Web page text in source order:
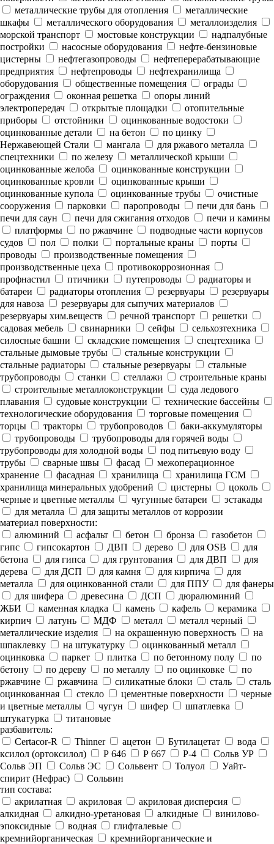
металлические трубы для отопления
металлические
шкафы
металлического оборудования
металлоизделия
морской транспорт
мостовые конструкции
надпалубные
постройки
насосные оборудования
нефте-бензиновые
цистерны
нефтегазопроводы
нефтеперерабатывающие
предприятия
нефтепроводы
нефтехранилища
оборудования
общественные помещения
ограды
ограждения
оконная решетка
опоры линий
электропередач
открытые площадки
отопительные
приборы
отстойники
оцинкованные водостоки
оцинкованные детали
на бетон
по цинку
Нержавеющей Стали
мангала
для ржавого металла
спецтехники
по железу
металлической крыши
оцинкованные желоба
оцинкованные конструкции
оцинкованные кровли
оцинкованные крыши
оцинкованные купола
оцинкованные трубы
очистные
сооружения
парковки паропроводы
печи для бань
печи для саун
печи для сжигания отходов
печи и камины
платформы
по ржавчине
подводные части корпусов
судов
пол полки портальные краны
порты
проводы
производственные помещения
производственные цеха
противокоррозионная
профнастил
птичники путепроводы
радиаторы и
батареи
радиаторы отопления резервуары
резервуары
для навоза
резервуары для сыпучих материалов
резервуары хим.веществ
речной транспорт
решетки
садовая мебель
свинарники сейфы
сельхозтехника
силосные башни
складские помещения
спецтехника
стальные дымовые трубы
стальные конструкции
стальные радиаторы
стальные резервуары
стальные
трубопроводы
станки стеллажи
строительные краны
строительные металлоконструкции
суда ледового
плавания
судовые конструкции
технические бассейны
технологические оборудования
торговые помещения
торцы
тракторы трубопроводов
баки-аккумуляторы
трубопроводы
трубопроводы для горячей воды
трубопроводы для холодной воды
под питьевую воду
трубы
сварные швы фасад
межоперационное
хранение
фасадная хранилища
хранилища ГСМ
хранилища минеральных удобрений
цистерны
цоколь
черные и цветные металлы
чугунные батареи
эстакады
для металла
для защиты металлов от коррозии
материал поверхности:
алюминий
асфальт бетон бронза
газобетон
гипс
гипсокартон ДВП дерево для OSB
для
бетона
для гипса для грунтования для ДВП
для
дерева
для ДСП для камня для кирпича
для
металла
для оцинкованной стали для ППУ
для фанеры
для шифера
древесина ДСП
дюралюминий
ЖБИ
каменная кладка камень кафель
керамика
кирпич
латунь МДФ металл
металл черный
металлические изделия
на окрашенную поверхность
на
шпаклевку
на штукатурку
оцинкованный металл
оцинковка
паркет плитка по бетонному полу
по
бетону
по дереву по металлу по оцинковке
по
ржавчине
ржавчина силикатные блоки сталь
сталь
оцинкованная
стекло цементные поверхности
черные
и цветные металлы
чугун шифер
шпатлевка
штукатурка
титановые
разбавитель:
Certacor-R
Thinner ацетон Бутилацетат
вода
ксилол (ортоксилол)
Р 646 Р 667 Р-4
Сольв УР
Сольв ЭП
Сольв ЭС Сольвент Толуол
Уайт-
спирит (Нефрас)
Сольвин
тип состава:
акрилатная
акриловая
акриловая дисперсия
алкидная
алкидно-уретановая алкидные
винилово-
эпоксидные
водная
глифталевые
кремнийорганическая
кремнийорганические и